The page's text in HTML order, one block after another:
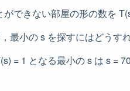
できない部屋の形の数を
最小の s を探すにはどうす
= 1 となる最小の s は s =